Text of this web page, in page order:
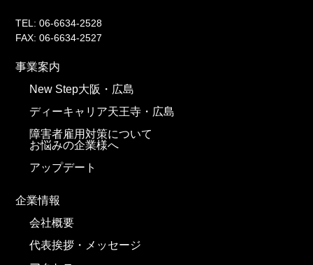
TEL: 06-6634-2528
FAX: 06-6634-2527
事業案内
New Step大阪・広島
ディーキャリア天王寺・広島
障害者雇用対策について
お悩みの企業様へ
アップデート
企業情報
会社概要
代表挨拶・メッセージ